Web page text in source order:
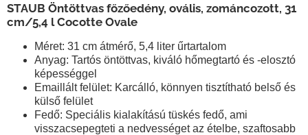
STAUB Öntöttvas főzőedény, ovális, zománcozott, 31
cm/5,4 l Cocotte Ovale
Méret: 31 cm átmérő, 5,4 liter űrtartalom
Anyag: Tartós öntöttvas, kiváló hőmegtartó és -elosztó
képességgel
Emaillált felület: Karcálló, könnyen tisztítható belső és
külső felület
Fedő: Speciális kialakítású tüskés fedő, ami
visszacsepegteti a nedvességet az ételbe, szaftosabb